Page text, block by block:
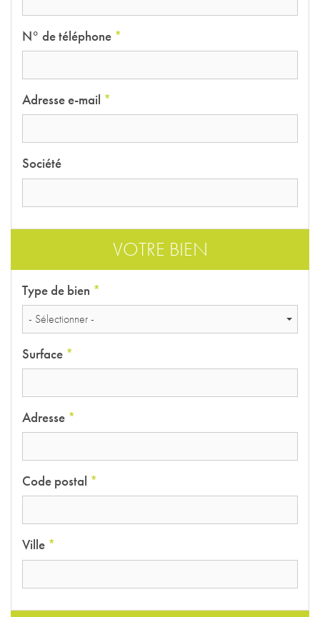
N° de téléphone *
Adresse e-mail *
Société
VOTRE BIEN
Type de bien *
- Sélectionner -
Surface *
Adresse *
Code postal *
Ville *